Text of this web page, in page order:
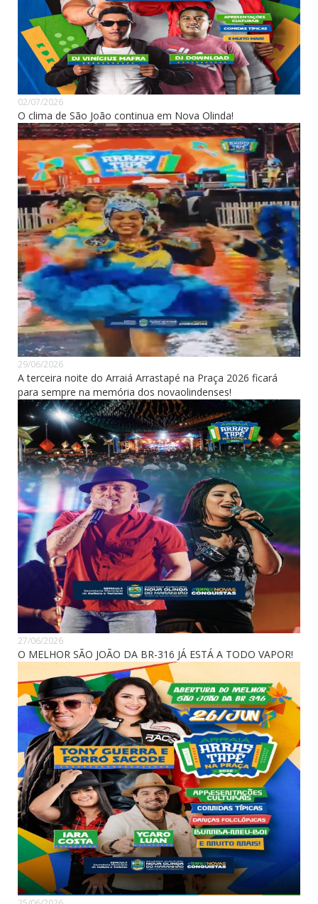
02/07/2026
O clima de São João continua em Nova Olinda!
29/06/2026
A terceira noite do Arraiá Arrastapé na Praça 2026 ficará
para sempre na memória dos novaolindenses!
27/06/2026
O MELHOR SÃO JOÃO DA BR-316 JÁ ESTÁ A TODO VAPOR!